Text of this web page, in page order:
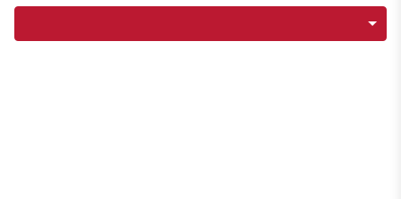
Навигация по разделам команды